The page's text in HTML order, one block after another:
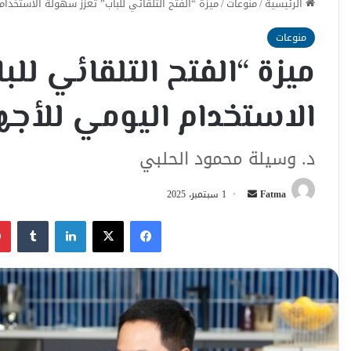
منوعات
ميزة “الفتح التلقائي
الاستخدام اليومي
د. وسيلة محمود الحلبي
Fatma
أرسل 1 سبتمبر، 2025
فيسبوك‫X لينكدإن